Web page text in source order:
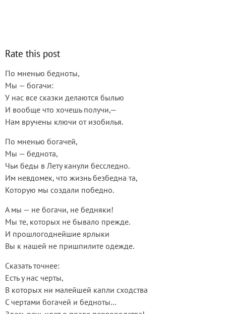
Rate this post
По мненью бедноты,
Мы — богачи:
У нас все сказки делаются былью
И вообще что хочешь получи,—
Нам вручены ключи от изобилья.
По мненью богачей,
Мы — беднота,
Чьи беды в Лету канули бесследно.
Им невдомек, что жизнь безбедна та,
Которую мы создали победно.
А мы — не богачи, не бедняки!
Мы те, которых не бывало прежде.
И прошлогоднейшие ярлыки
Вы к нашей не пришпилите одежде.
Сказать точнее:
Есть у нас черты,
В которых ни малейшей капли сходства
С чертами богачей и бедноты…